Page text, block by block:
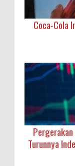
Coca-Cola
Pergerakan
Turunnya